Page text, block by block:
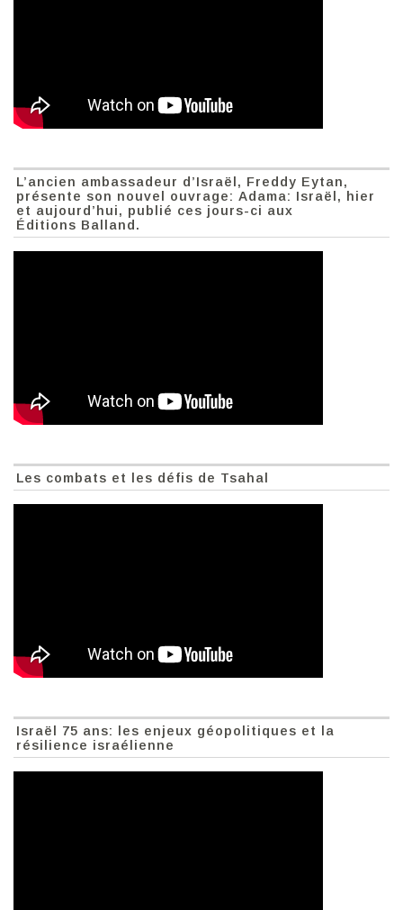
L’ancien ambassadeur d’Israël, Freddy Eytan,
présente son nouvel ouvrage: Adama: Israël, hier
et aujourd’hui, publié ces jours-ci aux
Éditions Balland.
Les combats et les défis de Tsahal
Israël 75 ans: les enjeux géopolitiques et la
résilience israélienne